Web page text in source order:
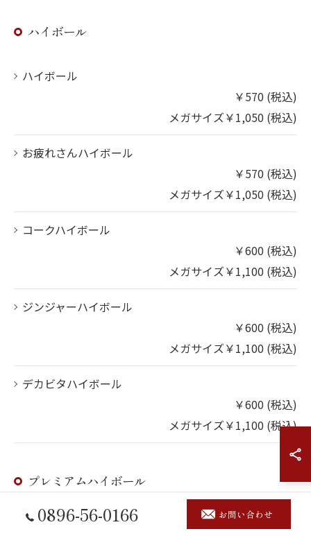
ハイボール
ハイボール
￥570 (税込)
メガサイズ￥1,050 (税込)
お疲れさんハイボール
￥570 (税込)
メガサイズ￥1,050 (税込)
コークハイボール
￥600 (税込)
メガサイズ￥1,100 (税込)
ジンジャーハイボール
￥600 (税込)
メガサイズ￥1,100 (税込)
デカビタハイボール
￥600 (税込)
メガサイズ￥1,100 (税込)
プレミアムハイボール
獺祭ハイボール
0896-56-0166 お問い合わせ